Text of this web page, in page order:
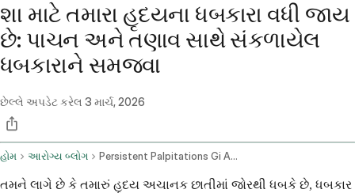
શા માટે તમારા હૃદયના ધબકારા વધી જાય
છે: પાચન અને તણાવ સાથે સંકળાયેલ
ધબકારાને સમજવા
છેલ્લે અપડેટ કરેલ 3 માર્ચ, 2026
હોમ આરોગ્ય બ્લોગ Persistent Palpitations Gi And Stress Related Causes
તમને લાગે છે કે તમારું હૃદય અચાનક છાતીમાં જોરથી ધબકે છે, ધબકાર